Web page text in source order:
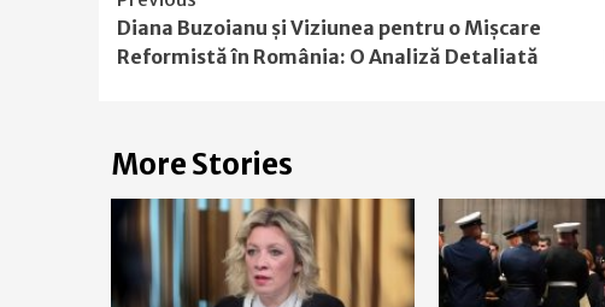
Reading
Diana Buzoianu și Viziunea pentru o Mișcare
Reformistă în România: O Analiză Detaliată
More Stories